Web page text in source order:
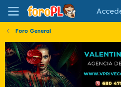
Foro General